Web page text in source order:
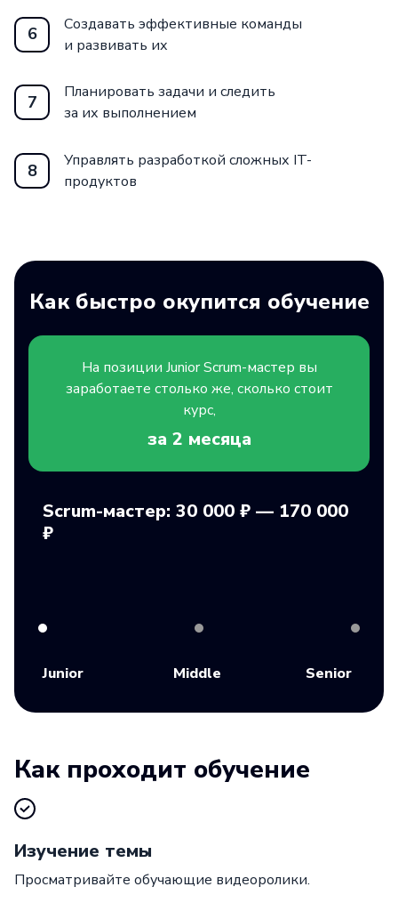
6
Создавать эффективные команды
и развивать их
7
Планировать задачи и следить
за их выполнением
8
Управлять разработкой сложных IT-
продуктов
Как быстро окупится обучение
На позиции JuniorScrum-мастер вы
заработаете столько же, сколько стоит
курс,
за 2 месяца
Scrum-мастер: 30 000 ₽ — 170 000
₽
Junior Middle Senior
Как проходит обучение
Изучение темы
Просматривайте обучающие видеоролики.